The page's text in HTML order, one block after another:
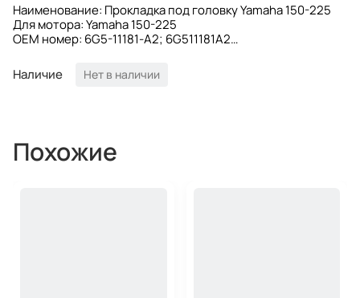
Наименование: Прокладка под головку Yamaha 150-225
Для мотора: Yamaha 150-225
OEM номер: 6G5-11181-A2; 6G511181A2
Наличие
Нет в наличии
Похожие